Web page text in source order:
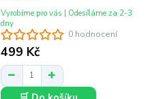
0 hodnocení
499 Kč
Vyrobíme pro vás | Odesíláme za 2-3
dny